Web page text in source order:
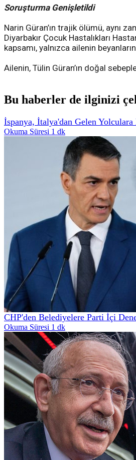
Soruşturma Genişletildi
Narin Güran’ın trajik ölümü, aynı
Diyarbakır Çocuk Hastalıkları
kapsamı, yalnızca ailenin
Ailenin, Tülin Güran’ın doğal
Bu haberler de ilginizi
İspanya, İtalya'dan Gelen
Okuma Süresi 1 dk
CHP'den Belediyelere Parti İçi
Okuma Süresi 1 dk